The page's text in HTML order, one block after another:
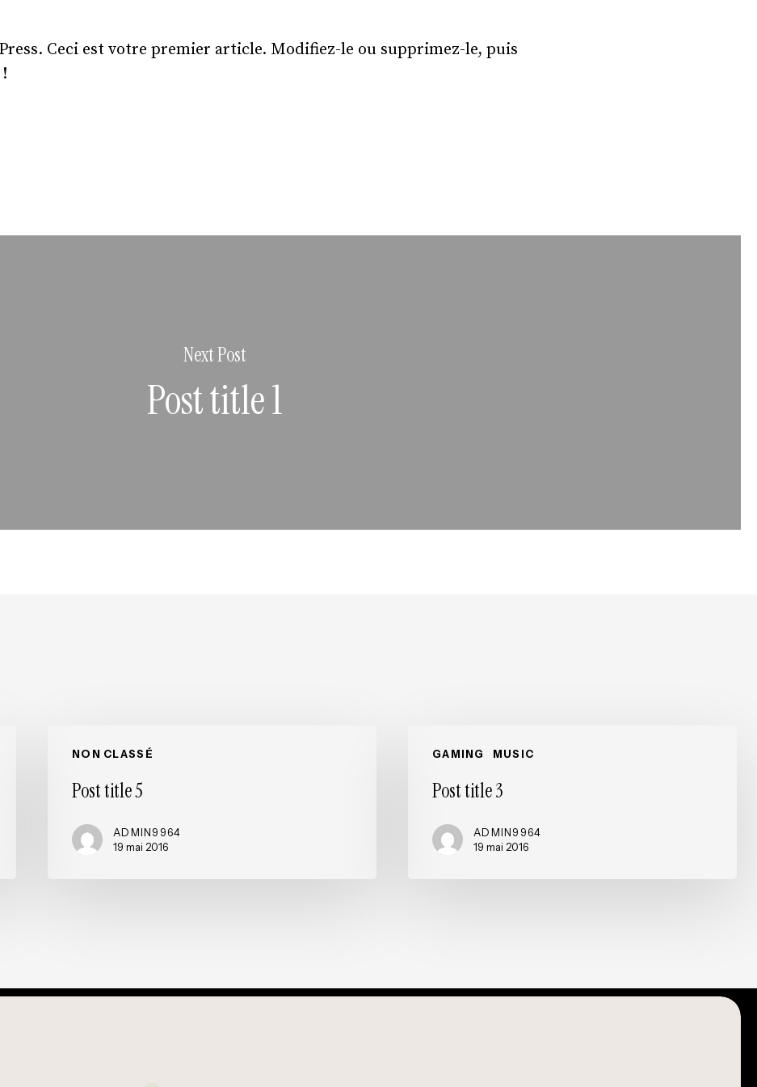
Ceci est votre premier article. Modifiez-le ou supprimez-le, puis
Next Post
Post title 1
NON CLASSÉ
title
Post title 5
ADMIN9964
19 mai 2016
GAMING MUSIC
title
Post title 3
ADMIN9964
19 mai 2016